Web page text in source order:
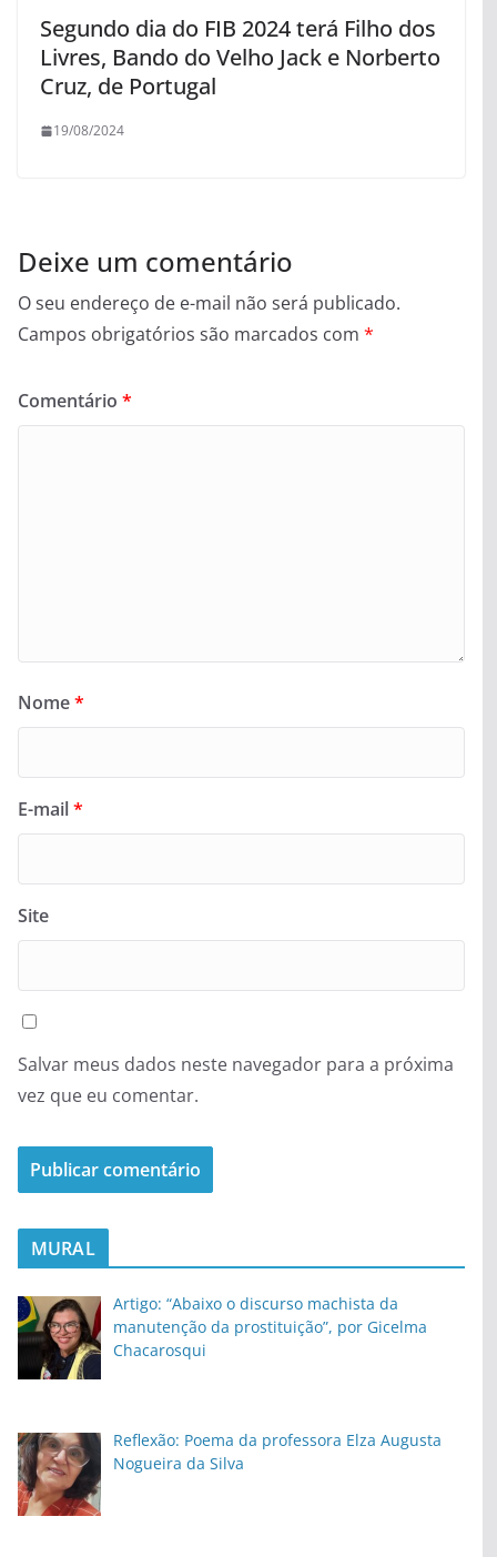
Segundo dia do FIB 2024 terá Filho dos
Livres, Bando do Velho Jack e Norberto
Cruz, de Portugal
19/08/2024
Deixe um comentário
O seu endereço de e-mail não será publicado.
Campos obrigatórios são marcados com *
Comentário *
Nome*
E-mail*
Site
Salvar meus dados neste navegador para a próxima
vez que eu comentar.
MURAL
Artigo: “Abaixo o discurso machista da
manutenção da prostituição”, por Gicelma
Chacarosqui
Reflexão: Poema da professora Elza Augusta
Nogueira da Silva